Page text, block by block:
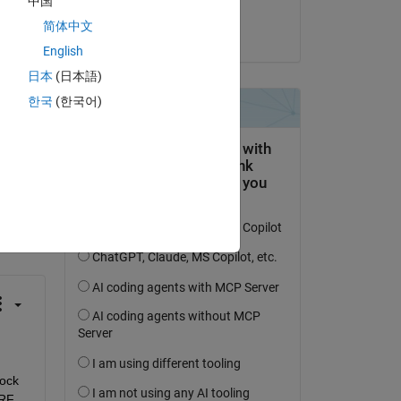
le 24 Avr 2024
简体中文
English
日本 (日本語)
한국 (한국어)